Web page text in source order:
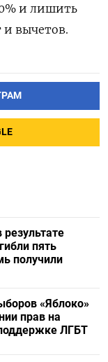
и лишить
и вычетов.
пять
получили
«Яблоко»
прав на
ЛГБТ